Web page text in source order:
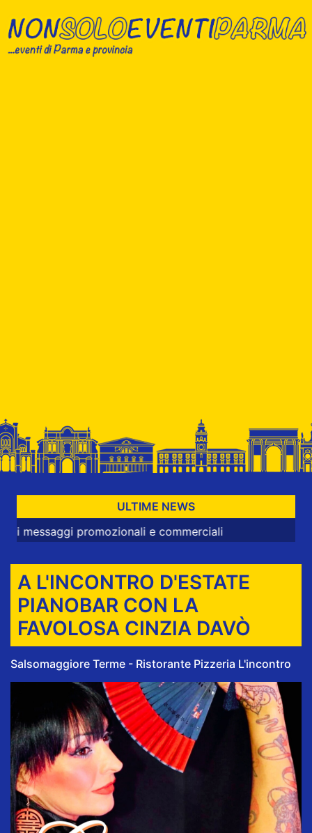
ULTIME NEWS
promozionali e commerciali
A L'INCONTRO D'ESTATE
PIANOBAR CON LA
FAVOLOSA CINZIA DAVÒ
Salsomaggiore Terme - Ristorante Pizzeria L'incontro